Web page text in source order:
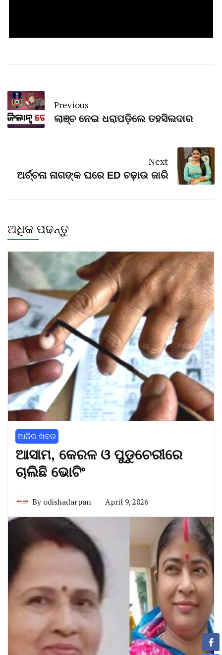
Previous
ଲାଞ୍ଚ ନେଇ ଧରାପଡ଼ିଲେ ତହସିଲଦାର
Next
ଅର୍ଚ୍ଚନା ନାଗଙ୍କ ଘରେ ED ଚଢ଼ାଉ ଜାରି
ଅଧିକ ପଢନ୍ତୁ
ଆଜିର ଖବର
ଆସାମ, କେରଳ ଓ ପୁଡୁଚେରୀରେ
ଚାଲିଛି ଭୋଟିଂ
By odishadarpan April 9, 2026